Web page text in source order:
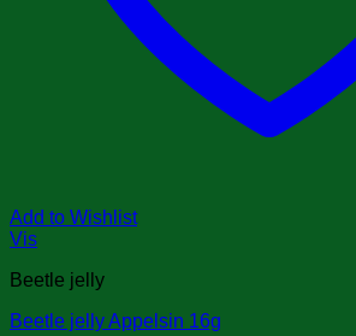
Add to Wishlist
Vis
Beetle jelly
Beetle jelly Appelsin 16g